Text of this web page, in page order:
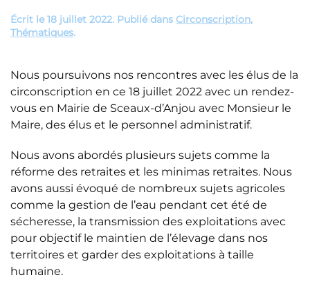
Écrit le18 juillet 2022. Publié dans Circonscription,
Thématiques.
Nous poursuivons nos rencontres avec les élus de la
circonscription en ce 18 juillet 2022 avec un rendez-
vous en Mairie de Sceaux-d’Anjou avec Monsieur le
Maire, des élus et le personnel administratif.
Nous avons abordés plusieurs sujets comme la
réforme des retraites et les minimas retraites. Nous
avons aussi évoqué de nombreux sujets agricoles
comme la gestion de l’eau pendant cet été de
sécheresse, la transmission des exploitations avec
pour objectif le maintien de l’élevage dans nos
territoires et garder des exploitations à taille
humaine.